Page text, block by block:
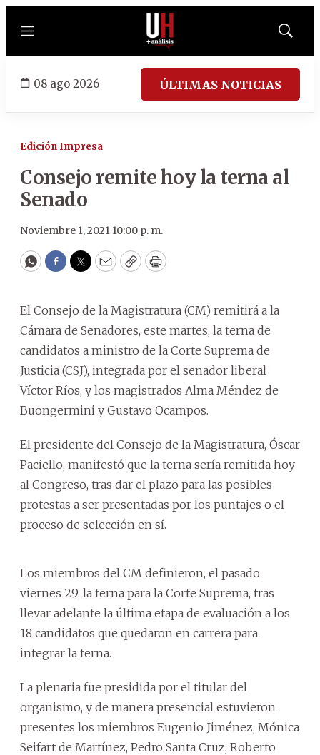
Menú
Mostrar
08 ago 2026 ÚLTIMAS NOTICIAS
Edición Impresa
Consejo remite hoy la terna al
Senado
Noviembre 1, 2021 10:00 p. m.
WhatsApp
Facebook
Twitter
EmailCopyPrint
El Consejo de la Magistratura (CM) remitirá a la
Cámara de Senadores, este martes, la terna de
candidatos a ministro de la Corte Suprema de
Justicia (CSJ), integrada por el senador liberal
Víctor Ríos, y los magistrados Alma Méndez de
Buongermini y Gustavo Ocampos.
El presidente del Consejo de la Magistratura, Óscar
Paciello, manifestó que la terna sería remitida hoy
al Congreso, tras dar el plazo para las posibles
protestas a ser presentadas por los puntajes o el
proceso de selección en sí.
Los miembros del CM definieron, el pasado
viernes 29, la terna para la Corte Suprema, tras
llevar adelante la última etapa de evaluación a los
18 candidatos que quedaron en carrera para
integrar la terna.
La plenaria fue presidida por el titular del
organismo, y de manera presencial estuvieron
presentes los miembros Eugenio Jiménez, Mónica
Seifart de Martínez, Pedro Santa Cruz, Roberto